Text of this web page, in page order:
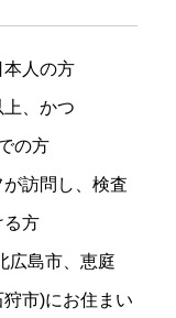
本人の方
上、かつ
の方
が訪問し、検査
る方
広島市、恵庭
市)にお住まい